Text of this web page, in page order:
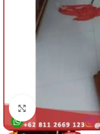
Click to enlarge